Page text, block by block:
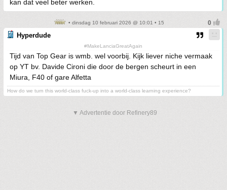
kan dat veel beter werken.
• dinsdag 10 februari 2026 @ 10:01 • 15
Hyperdude
#MakeLanciaGreatAgain
Tijd van Top Gear is wmb. wel voorbij. Kijk liever niche vermaak
op YT bv. Davide Cironi die door de bergen scheurt in een
Miura, F40 of gare Alfetta
How do we turn this world-class fuck-up into a world-class learning experience?
▼ Advertentie door Refinery89